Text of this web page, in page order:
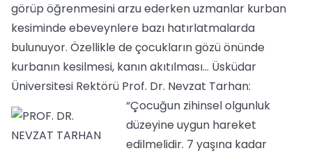
görüp öğrenmesini arzu ederken uzmanlar kurban
kesiminde ebeveynlere bazı hatırlatmalarda
bulunuyor. Özellikle de çocukların gözü önünde
kurbanın kesilmesi, kanın akıtılması… Üsküdar
Üniversitesi Rektörü Prof. Dr. Nevzat Tarhan:
“Çocuğun zihinsel olgunluk
düzeyine uygun hareket
edilmelidir. 7 yaşına kadar